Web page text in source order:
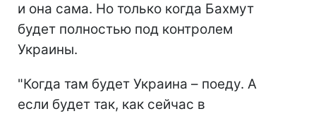
и она сама. Но только когда Бахмут
будет полностью под контролем
Украины.
"Когда там будет Украина – поеду. А
если будет так, как сейчас в